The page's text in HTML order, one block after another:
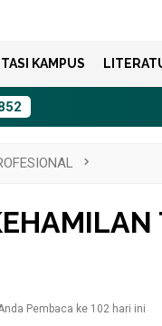
KAMPUS
Pembaca ke 102 hari ini